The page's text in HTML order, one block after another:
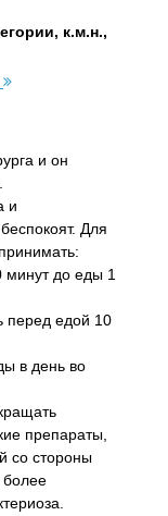
к.м.н.,
и он
и
Для
минут до еды 1
перед едой 10
в день во
препараты,
со стороны
более